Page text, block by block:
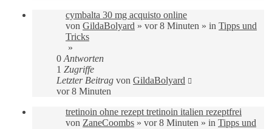
cymbalta 30 mg acquisto online
von GildaBolyard » vor 8 Minuten » in Tipps und
Tricks
»
0 Antworten
1 Zugriffe
Letzter Beitrag von GildaBolyard
vor 8 Minuten
tretinoin ohne rezept tretinoin italien rezeptfrei
von ZaneCoombs » vor 8 Minuten » in Tipps und